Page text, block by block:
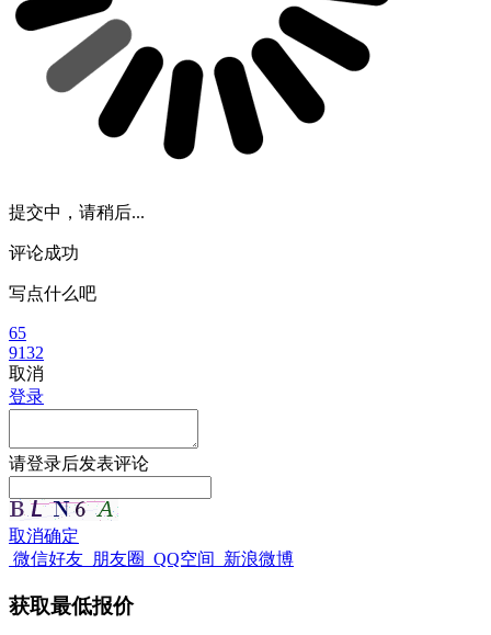
提交中，请稍后...
评论成功
写点什么吧
65
9132
取消
登录
请登录后发表评论
取消确定
微信好友 朋友圈 QQ空间 新浪微博
获取最低报价